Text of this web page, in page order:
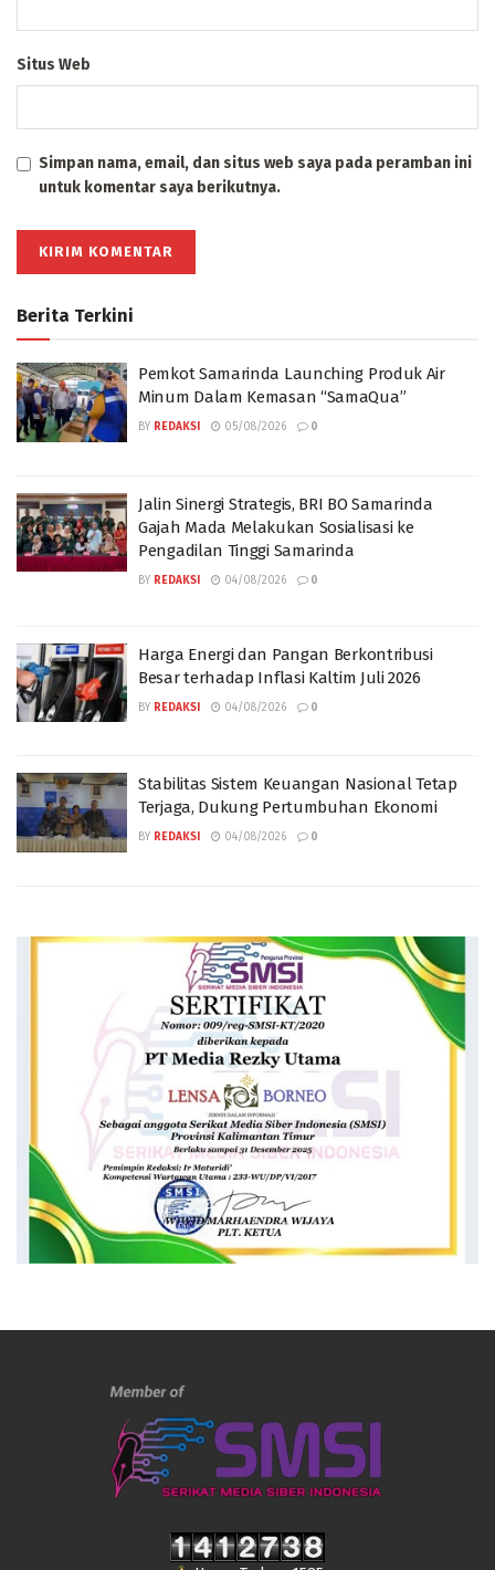
Situs Web
Simpan nama, email, dan situs web saya pada peramban ini
untuk komentar saya berikutnya.
Berita Terkini
Pemkot Samarinda Launching Produk Air
Minum Dalam Kemasan “SamaQua”
BY REDAKSI 05/08/2026 0
Jalin Sinergi Strategis, BRI BO Samarinda
Gajah Mada Melakukan Sosialisasi ke
Pengadilan Tinggi Samarinda
BY REDAKSI 04/08/2026 0
Harga Energi dan Pangan Berkontribusi
Besar terhadap Inflasi Kaltim Juli 2026
BY REDAKSI 04/08/2026 0
Stabilitas Sistem Keuangan Nasional Tetap
Terjaga, Dukung Pertumbuhan Ekonomi
BY REDAKSI 04/08/2026 0